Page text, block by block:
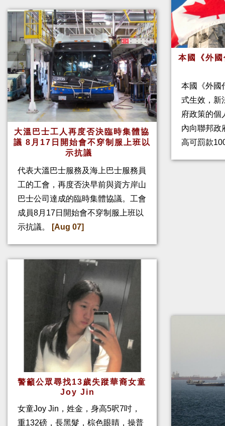
大溫巴士工人再度否決臨時集體協
議 8月17日開始會不穿制服上班以
示抗議
代表大溫巴士服務及海上巴士服務員
工的工會，再度否決早前與資方岸山
巴士公司達成的臨時集體協議。工會
成員8月17日開始會不穿制服上班以
示抗議。
[Aug 07]
警籲公眾尋找13歲失蹤華裔女童
Joy Jin
女童Joy Jin，姓金，身高5呎7吋，
重132磅，長黑髮，棕色眼睛，操普
本國《外
本國《外國
式生效，新
府政策的個
內向聯邦政
高可罰款